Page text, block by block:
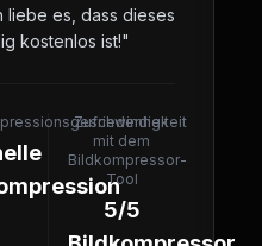
es, dass dieses
kostenlos ist!"
Zufriedenheit
mit dem
Bildkompressor-
Tool
5/5